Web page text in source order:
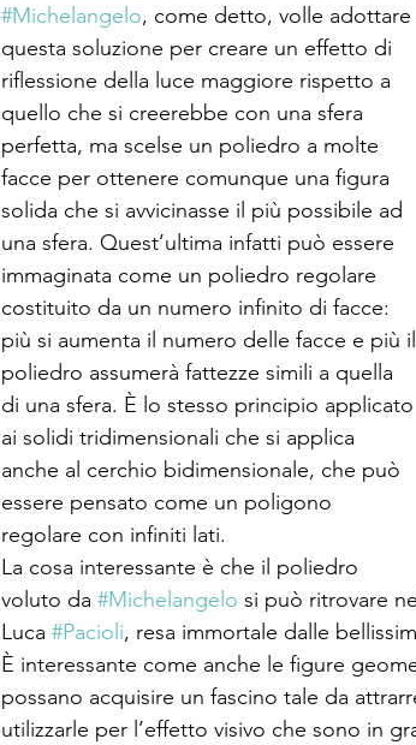
#Michelangelo, come detto, volle adottare
questa soluzione per creare un effetto di
riflessione della luce maggiore rispetto a
quello che si creerebbe con una sfera
perfetta, ma scelse un poliedro a molte
facce per ottenere comunque una figura
solida che si avvicinasse il più possibile ad
una sfera. Quest’ultima infatti può essere
immaginata come un poliedro regolare
costituito da un numero infinito di facce:
più si aumenta il numero delle facce e più il
poliedro assumerà fattezze simili a quella
di una sfera. È lo stesso principio applicato
ai solidi tridimensionali che si applica
anche al cerchio bidimensionale, che può
essere pensato come un poligono
regolare con infiniti lati.
La cosa interessante è che il poliedro
voluto da #Michelangelo si può ritrovare
Luca #Pacioli, resa immortale dalle
È interessante come anche le figure
possano acquisire un fascino tale da
utilizzarle per l’effetto visivo che sono in